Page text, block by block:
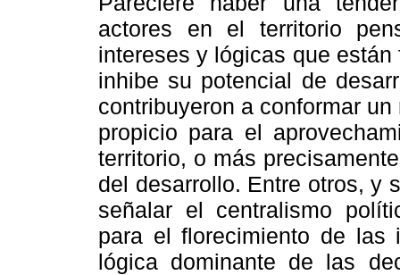
actores en el territorio
intereses y lógicas que
inhibe su potencial de
contribuyeron a conformar
propicio para el
territorio, o más
del desarrollo. Entre otros, y
señalar el centralismo
para el florecimiento de las
lógica dominante de las